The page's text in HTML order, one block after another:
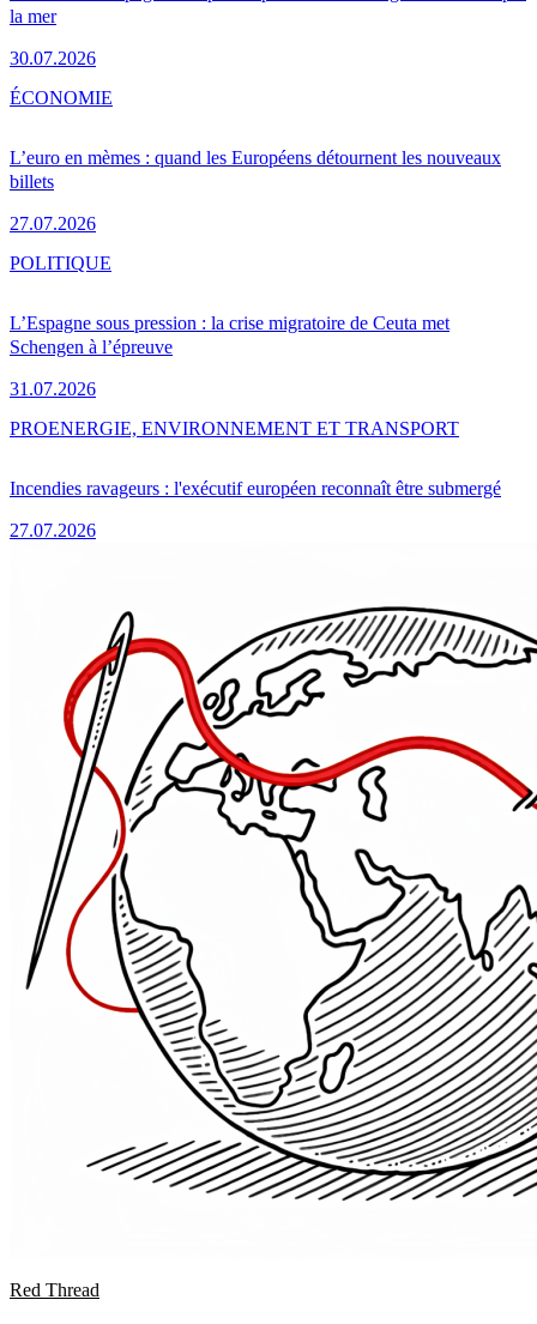
la mer
30.07.2026
L’euro en mèmes : quand les Européens détournent les nouveaux
billets
27.07.2026
ÉCONOMIE
L’Espagne sous pression : la crise migratoire de Ceuta met
Schengen à l’épreuve
31.07.2026
POLITIQUE
Incendies ravageurs : l'exécutif européen reconnaît être submergé
27.07.2026
PROENERGIE, ENVIRONNEMENT ET TRANSPORT
Red Thread